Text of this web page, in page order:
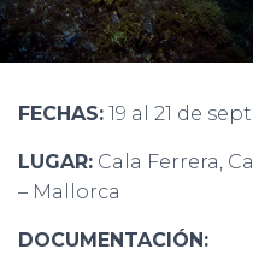
FECHAS: 19 al 21 de
LUGAR: Cala Ferrera,
– Mallorca
DOCUMENTACIÓN: